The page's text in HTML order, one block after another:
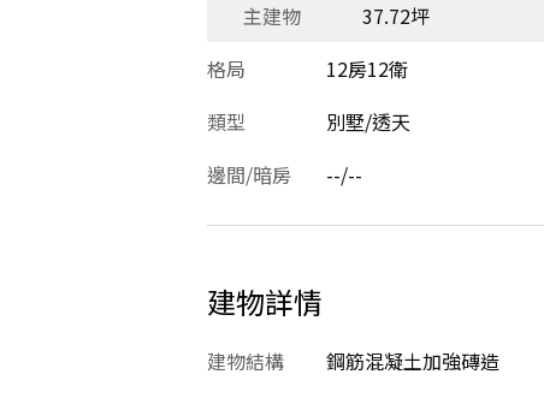
主建物
37.72坪
格局
12房12衛
類型
別墅/透天
邊間/暗房 --/--
建物詳情
建物結構 鋼筋混凝土加強磚造